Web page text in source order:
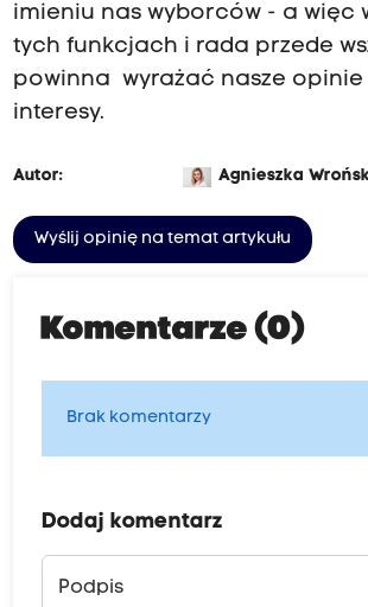
imieniu nas wyborców - a więc
tych funkcjach i rada przede
powinna wyrażać nasze opinie
interesy.
Autor: Agnieszka
Wyślij opinię na temat artykułu
Komentarze (0)
Brak komentarzy
Dodaj komentarz
Podpis